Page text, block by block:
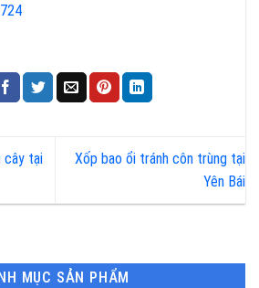
cây tại
Xốp bao ổi tránh côn trùng tại
Yên Bái
MỤC SẢN PHẨM